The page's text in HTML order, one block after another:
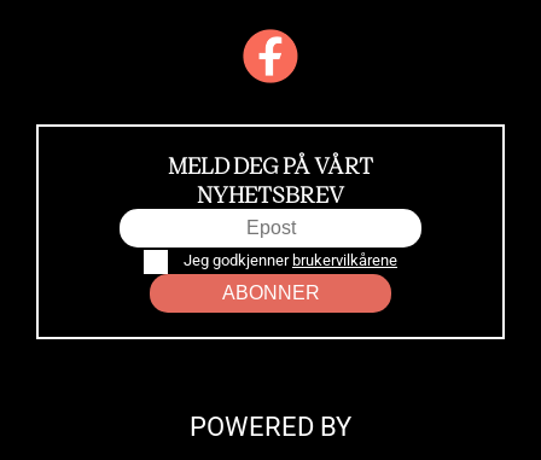
MELD DEG PÅ VÅRT
NYHETSBREV
Jeg godkjenner brukervilkårene
ABONNER
POWERED BY